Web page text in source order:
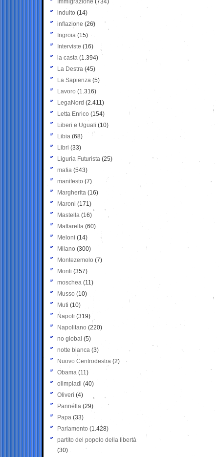
Immigrazione (734)
indulto (14)
inflazione (26)
Ingroia (15)
Interviste (16)
la casta (1.394)
La Destra (45)
La Sapienza (5)
Lavoro (1.316)
LegaNord (2.411)
Letta Enrico (154)
Liberi e Uguali (10)
Libia (68)
Libri (33)
Liguria Futurista (25)
mafia (543)
manifesto (7)
Margherita (16)
Maroni (171)
Mastella (16)
Mattarella (60)
Meloni (14)
Milano (300)
Montezemolo (7)
Monti (357)
moschea (11)
Musso (10)
Muti (10)
Napoli (319)
Napolitano (220)
no global (5)
notte bianca (3)
Nuovo Centrodestra (2)
Obama (11)
olimpiadi (40)
Oliveri (4)
Pannella (29)
Papa (33)
Parlamento (1.428)
partito del popolo della libertà
(30)